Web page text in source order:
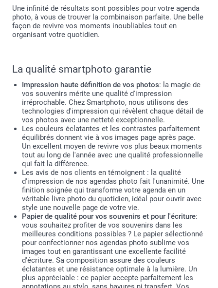
Une infinité de résultats sont possibles pour votre agenda
photo, à vous de trouver la combinaison parfaite. Une belle
façon de revivre vos moments inoubliables tout en
organisant votre quotidien.
La qualité smartphoto garantie
Impression haute définition de vos photos: la magie de
vos souvenirs mérite une qualité d'impression
irréprochable. Chez Smartphoto, nous utilisons des
technologies d'impression qui révèlent chaque détail de
vos photos avec une netteté exceptionnelle.
Les couleurs éclatantes et les contrastes parfaitement
équilibrés donnent vie à vos images page après page.
Un excellent moyen de revivre vos plus beaux moments
tout au long de l'année avec une qualité professionnelle
qui fait la différence.
Les avis de nos clients en témoignent : la qualité
d'impression de nos agendas photo fait l'unanimité. Une
finition soignée qui transforme votre agenda en un
véritable livre photo du quotidien, idéal pour ouvrir avec
style une nouvelle page de votre vie.
Papier de qualité pour vos souvenirs et pour l'écriture:
vous souhaitez profiter de vos souvenirs dans les
meilleures conditions possibles ? Le papier sélectionné
pour confectionner nos agendas photo sublime vos
images tout en garantissant une excellente facilité
d'écriture. Sa composition assure des couleurs
éclatantes et une résistance optimale à la lumière. Un
plus appréciable : ce papier accepte parfaitement les